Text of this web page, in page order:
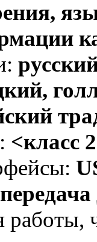
<класс 2
работы,